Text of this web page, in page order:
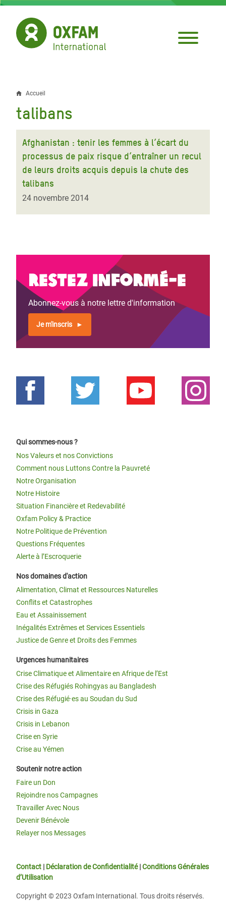
Aller
contenu
principal
Fil
d'Ariane
Accueil
talibans
Afghanistan : tenir les femmes à l’écart du
processus de paix risque d’entraîner un recul
de leurs droits acquis depuis la chute des
talibans
24 novembre 2014
Restez informé-e
Abonnez-vous à notre lettre d'information
Je m'inscris
Qui sommes-nous ?
Nos Valeurs et nos Convictions
Comment nous Luttons Contre la Pauvreté
Notre Organisation
Notre Histoire
Situation Financière et Redevabilité
Oxfam Policy & Practice
Notre Politique de Prévention
Questions Fréquentes
Alerte à l’Escroquerie
Nos domaines d'action
Alimentation, Climat et Ressources Naturelles
Conflits et Catastrophes
Eau et Assainissement
Inégalités Extrêmes et Services Essentiels
Justice de Genre et Droits des Femmes
Urgences humanitaires
Crise Climatique et Alimentaire en Afrique de l’Est
Crise des Réfugiés Rohingyas au Bangladesh
Crise des Réfugié·es au Soudan du Sud
Crisis in Gaza
Crisis in Lebanon
Crise en Syrie
Crise au Yémen
Soutenir notre action
Faire un Don
Rejoindre nos Campagnes
Travailler Avec Nous
Devenir Bénévole
Relayer nos Messages
Contact | Déclaration de Confidentialité|Conditions Générales
d’Utilisation
Copyright © 2023 Oxfam International. Tous droits réservés.